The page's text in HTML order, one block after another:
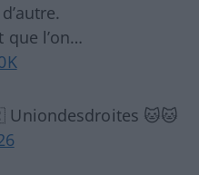
l’on…
🐱🐱